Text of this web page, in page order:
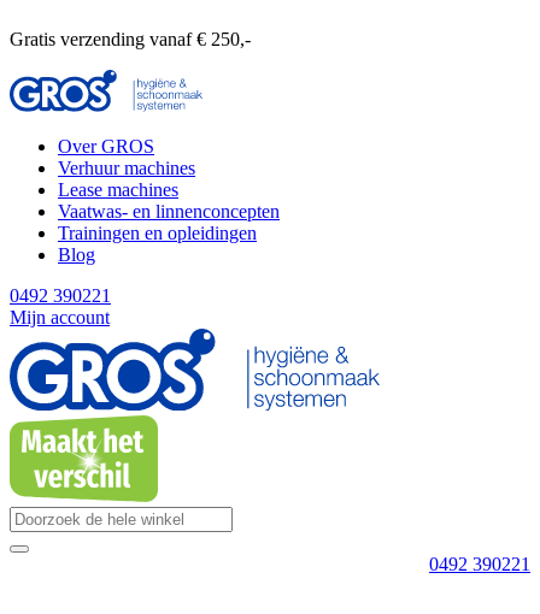
Gratis verzending vanaf € 250,-
Over GROS
Verhuur machines
Lease machines
Vaatwas- en linnenconcepten
Trainingen en opleidingen
Blog
0492 390221
Mijn account
0492 390221